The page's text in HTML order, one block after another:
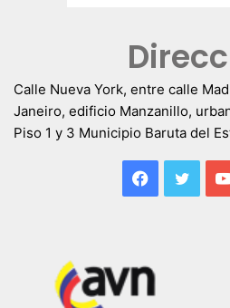
Calle Nueva York, entre calle
Janeiro, edificio Manzanillo,
Piso 1 y 3 Municipio Baruta del
Facebook